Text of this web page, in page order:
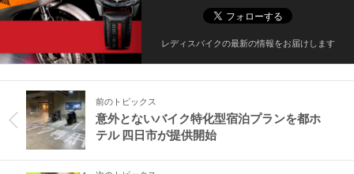
レディスバイクの最新の情報をお届けします
前のトピックス
意外とないバイク特化型宿泊プランを都ホ
テル 四日市が提供開始